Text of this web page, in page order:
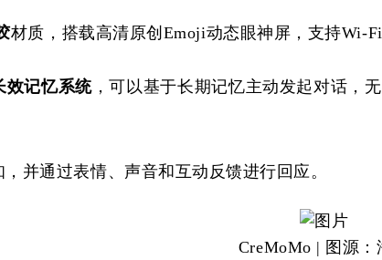
材质，搭载高清原创 Emoji动态眼神屏，支持Wi-
效记忆系统，可以基于长期记忆主动发起对话，
并通过表情、声音和互动反馈进行回应。
CreMoMo | 图源：